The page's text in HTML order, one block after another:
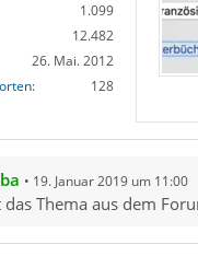
1.099
12.482
26. Mai. 2012
128
19. Januar 2019 um 11:00
das Thema aus dem